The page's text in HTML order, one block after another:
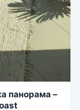
панорама –